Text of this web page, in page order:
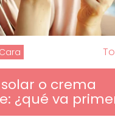
Cara
o crema
¿qué va